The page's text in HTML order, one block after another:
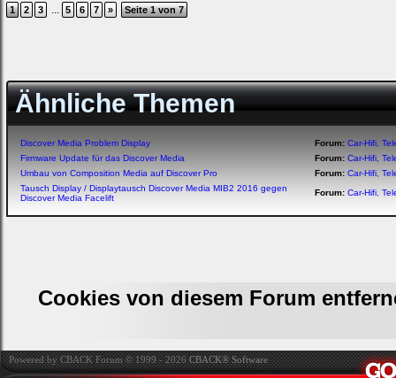
1 2 3 5 6 7 » Seite 1 von 7
Ähnliche Themen
Discover Media Problem Display Forum: Car-Hifi,
Firmware Update für das Discover Media
Forum: Car-Hifi,
Umbau von Composition Media auf Discover Pro
Forum: Car-Hifi,
Tausch Display / Displaytausch Discover Media MIB2 2016 gegen
Discover Media Facelift
Forum: Car-Hifi,
Cookies von diesem Forum
Powered by CBACK Forum © 1999 - 2026CBACK® Software